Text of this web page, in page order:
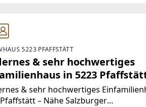
5223 PFAFFSTÄTT
& sehr hochwertiges
in 5223
Seengebiet
& sehr hochwertiges
– Nähe Salzburger